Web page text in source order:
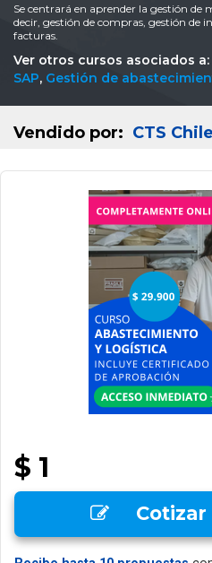
Se centrará en aprender la gestión de
decir, gestión de compras, gestión de
facturas.
Ver otros cursos asociados a:
SAP, Gestión de
Vendido por: CTS Chile
$ 1
Cotizar